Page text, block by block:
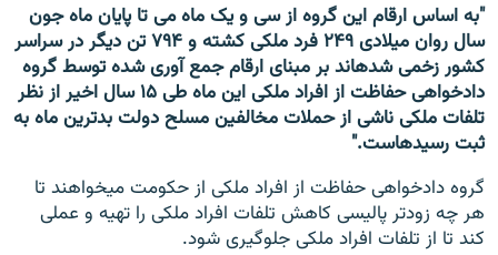
"به اساس ارقام این گروه از سی و یک ماه می تا پایان ماه جون
سال روان میلادی ۲۴۹ فرد ملکی کشته و ۷۹۴ تن دیگر در سراسر
کشور زخمی شده‎اند بر مبنای ارقام جمع آوری شده توسط گروه
دادخواهی حفاظت از افراد ملکی این ماه طی ۱۵ سال اخیر از نظر
تلفات ملکی ناشی از حملات مخالفین مسلح دولت بدترین ماه به
ثبت رسیده‎است."
گروه دادخواهی حفاظت از افراد ملکی از حکومت می‎خواهند تا
هر چه زودتر پالیسی کاهش تلفات افراد ملکی را تهیه و عملی
کند تا از تلفات افراد ملکی جلوگیری شود.